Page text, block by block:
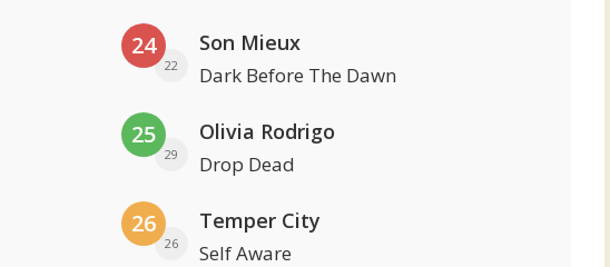
24
22
Son Mieux
Dark Before The Dawn
25
29
Olivia Rodrigo
Drop Dead
26
26
Temper City
Self Aware